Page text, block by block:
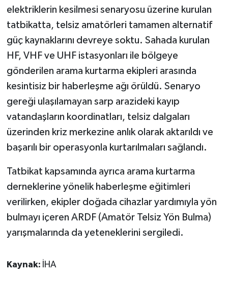
elektriklerin kesilmesi senaryosu üzerine kurulan
tatbikatta, telsiz amatörleri tamamen alternatif
güç kaynaklarını devreye soktu. Sahada kurulan
HF, VHF ve UHF istasyonları ile bölgeye
gönderilen arama kurtarma ekipleri arasında
kesintisiz bir haberleşme ağı örüldü. Senaryo
gereği ulaşılamayan sarp arazideki kayıp
vatandaşların koordinatları, telsiz dalgaları
üzerinden kriz merkezine anlık olarak aktarıldı ve
başarılı bir operasyonla kurtarılmaları sağlandı.
Tatbikat kapsamında ayrıca arama kurtarma
derneklerine yönelik haberleşme eğitimleri
verilirken, ekipler doğada cihazlar yardımıyla yön
bulmayı içeren ARDF (Amatör Telsiz Yön Bulma)
yarışmalarında da yeteneklerini sergiledi.
Kaynak: İHA
SPOR HABERLERİ
TEKNOLOJİ
Turizm
ÜLKE GÜNDEMİ
YAŞAM
Yerel Haberler